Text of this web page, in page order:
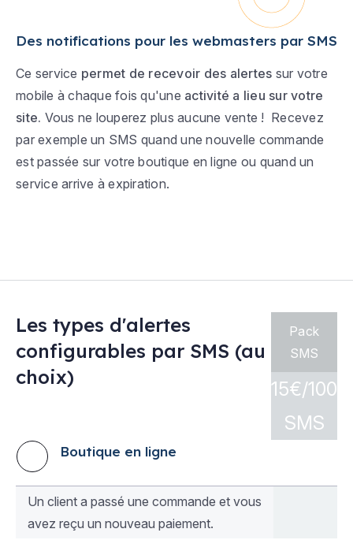
Des notifications pour les webmasters par SMS
Ce service permet de recevoir des alertes sur votre
mobile à chaque fois qu'une activité a lieu sur votre
site. Vous ne louperez plus aucune vente ! Recevez
par exemple un SMS quand une nouvelle commande
est passée sur votre boutique en ligne ou quand un
service arrive à expiration.
Les types d'alertes
configurables par SMS (au
choix)
Pack
SMS
15€/100
SMS
Boutique en ligne
Un client a passé une commande et vous
avez reçu un nouveau paiement.